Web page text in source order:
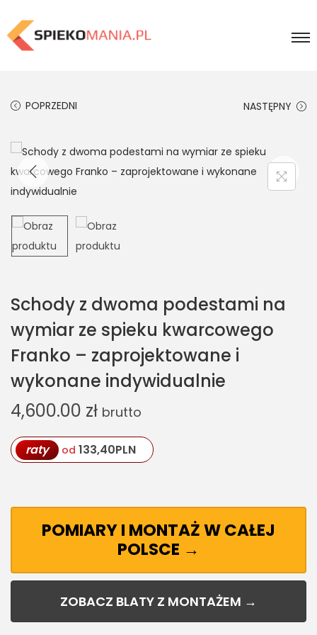
POPRZEDNI NASTĘPNY
Schody z dwoma podestami na
wymiar ze spieku kwarcowego
Franko – zaprojektowane i
wykonane indywidualnie
4,600.00 zł brutto
raty od 133,40PLN
POMIARY I MONTAŻ W CAŁEJ
POLSCE →
ZOBACZ BLATY Z MONTAŻEM →